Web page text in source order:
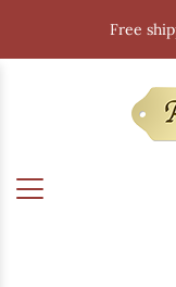
Free